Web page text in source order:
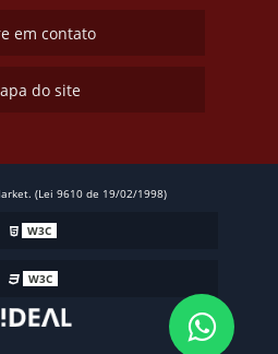
em contato
do site
(Lei 9610 de 19/02/1998)
W3C
W3C